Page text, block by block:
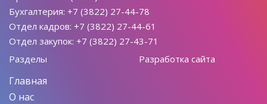
Бухгалтерия: +7 (3822) 27-44-78
Отдел кадров: +7 (3822) 27-44-61
Отдел закупок: +7 (3822) 27-43-71
Разделы
Главная
О нас
Разработка сайта